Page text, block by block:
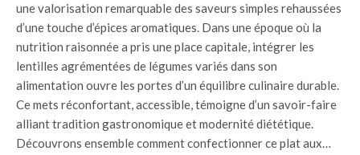
une valorisation remarquable des saveurs simples rehaussées
d’une touche d’épices aromatiques. Dans une époque où la
nutrition raisonnée a pris une place capitale, intégrer les
lentilles agrémentées de légumes variés dans son
alimentation ouvre les portes d’un équilibre culinaire durable.
Ce mets réconfortant, accessible, témoigne d’un savoir-faire
alliant tradition gastronomique et modernité diététique.
Découvrons ensemble comment confectionner ce plat aux…